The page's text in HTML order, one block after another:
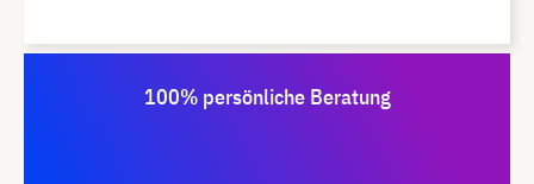
100% persönliche Beratung